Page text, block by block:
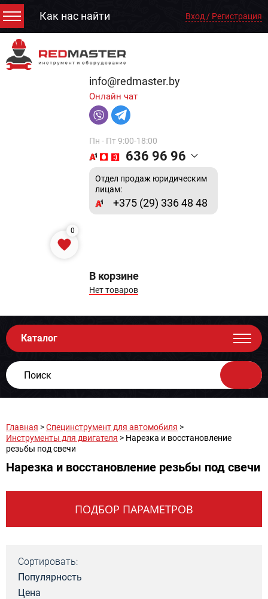
Как нас найти Вход / Регистрация
info@redmaster.by
Онлайн чат
Пн - Пт 9:00-18:00
636 96 96
Отдел продаж юридическим
лицам:
+375 (29) 336 48 48
0
В корзине
Нет товаров
Каталог
Главная >Специнструмент для автомобиля >
Инструменты для двигателя > Нарезка и восстановление
резьбы под свечи
Нарезка и восстановление резьбы под свечи
ПОДБОР ПАРАМЕТРОВ
Сортировать:
Популярность
Цена